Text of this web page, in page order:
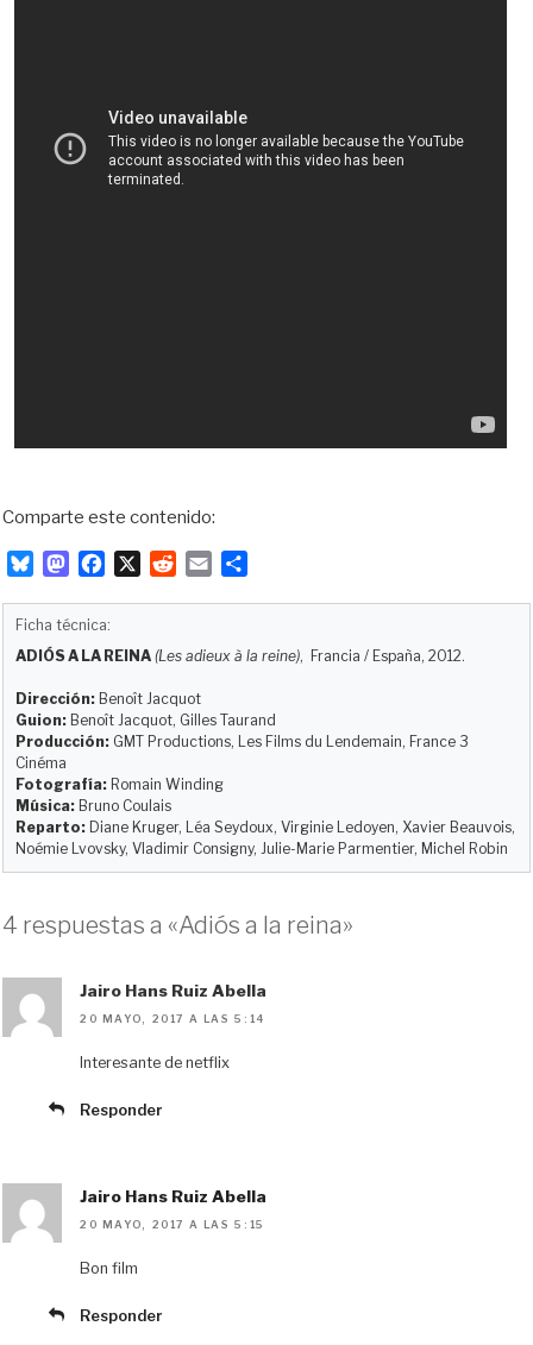
Comparte este contenido:
u
s
k
y
M
o
d
o
n
b
o
o
k
X
i
t
l
a
t
i
Ficha técnica:
ADIÓS A LA REINA (Les adieux à la reine), Francia / España, 2012.
Dirección: Benoît Jacquot
Guion: Benoît Jacquot, Gilles Taurand
Producción: GMT Productions, Les Films du Lendemain, France 3
Cinéma
Fotografía: Romain Winding
Música: Bruno Coulais
Reparto: Diane Kruger, Léa Seydoux, Virginie Ledoyen, Xavier Beauvois,
Noémie Lvovsky, Vladimir Consigny, Julie-Marie Parmentier, Michel Robin
4 respuestas a «Adiós a la reina»
Jairo Hans Ruiz Abella
20 MAYO, 2017 A LAS 5:14
Interesante de netflix
Responder
Jairo Hans Ruiz Abella
20 MAYO, 2017 A LAS 5:15
Bon film
Responder